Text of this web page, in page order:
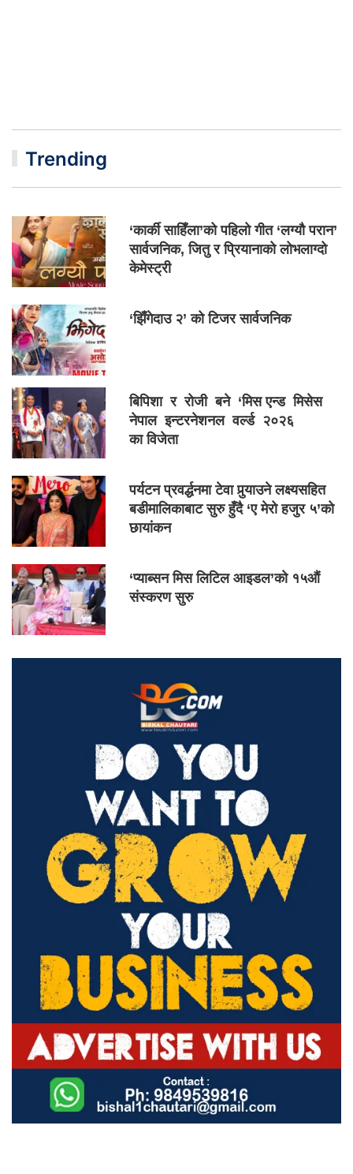
Trending
‘कार्की साहिँला’को पहिलो गीत ‘लग्यौ परान’
सार्वजनिक, जितु र प्रियानाको लोभलाग्दो
केमेस्ट्री
‘झिँगेदाउ २’ को टिजर सार्वजनिक
बिपिशा र रोजी बने ‘मिस एन्ड मिसेस
नेपाल इन्टरनेशनल वर्ल्ड २०२६
का विजेता
पर्यटन प्रवर्द्धनमा टेवा पुर्‍याउने लक्ष्यसहित
बडीमालिकाबाट सुरु हुँदै ‘ए मेरो हजुर ५’को
छायांकन
‘प्याब्सन मिस लिटिल आइडल’को १५औं
संस्करण सुरु